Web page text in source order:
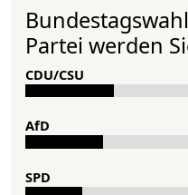
Partei werden
CDU/CSU
AfD
SPD